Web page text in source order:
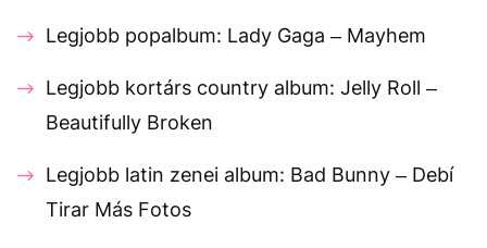
Legjobb popalbum: Lady Gaga – Mayhem
Legjobb kortárs country album: Jelly Roll –
Beautifully Broken
Legjobb latin zenei album: Bad Bunny – Debí
Tirar Más Fotos